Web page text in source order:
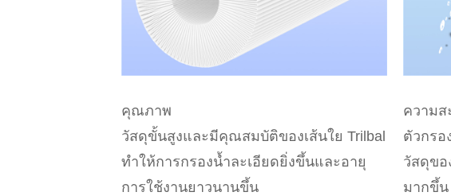
คุณภาพ
วัสดุขั้นสูงและมีคุณสมบัติของเส้นใย Trilbal
ทำให้การกรองน้ำละเอียดยิ่งขึ้นและอายุ
การใช้งานยาวนานขึ้น
ความส
ตัวกรอ
วัสดุขอ
มากขึ้น